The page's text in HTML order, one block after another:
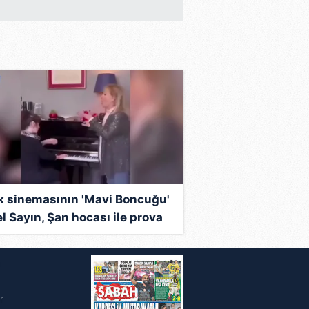
ve sitemizde ilgili
sinemasının 'Mavi Boncuğu'
Sayın, Şan hocası ile prova
anları paylaştı | Video